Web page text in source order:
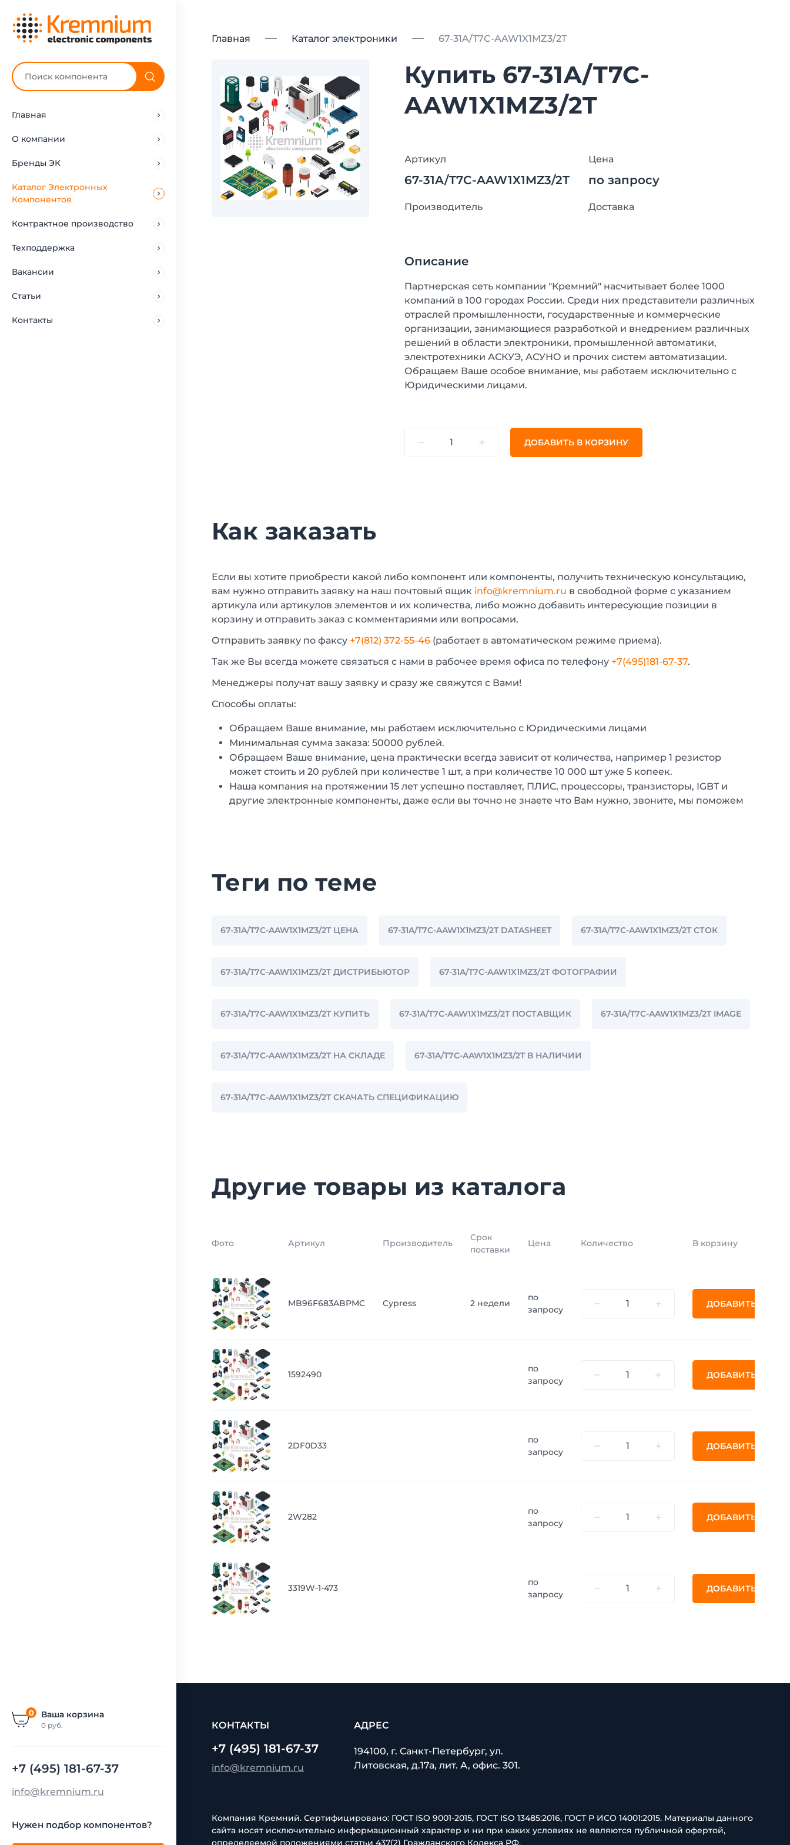
Главная
О компании
Бренды ЭК
Каталог Электронных
Компонентов
Контрактное производство
Техподдержка
Вакансии
Статьи
Контакты
0 Ваша корзина
0 руб.
+7 (495) 181-67-37
info@kremnium.ru
Нужен подбор компонентов?
Главная Каталог электроники 67-31A/T7C-AAW1X1MZ3/2T
Купить 67-31A/T7C-
AAW1X1MZ3/2T
Артикул
67-31A/T7C-AAW1X1MZ3/2T
Цена
по запросу
Производитель Доставка
Описание
Партнерская сеть компании "Кремний" насчитывает более 1000
компаний в 100 городах России. Среди них представители различных
отраслей промышленности, государственные и коммерческие
организации, занимающиеся разработкой и внедрением различных
решений в области электроники, промышленной автоматики,
электротехники АСКУЭ, АСУНО и прочих систем автоматизации.
Обращаем Ваше особое внимание, мы работаем исключительно с
Юридическими лицами.
ДОБАВИТЬ В КОРЗИНУ
Как заказать
Если вы хотите приобрести какой либо компонент или компоненты, получить техническую консультацию,
вам нужно отправить заявку на наш почтовый ящик info@kremnium.ru в свободной форме с указанием
артикула или артикулов элементов и их количества, либо можно добавить интересующие позиции в
корзину и отправить заказ с комментариями или вопросами.
Отправить заявку по факсу +7(812) 372-55-46 (работает в автоматическом режиме приема).
Так же Вы всегда можете связаться с нами в рабочее время офиса по телефону +7(495)181-67-37.
Менеджеры получат вашу заявку и сразу же свяжутся с Вами!
Способы оплаты:
Обращаем Ваше внимание, мы работаем исключительно с Юридическими лицами
Минимальная сумма заказа: 50000 рублей.
Обращаем Ваше внимание, цена практически всегда зависит от количества, например 1 резистор
может стоить и 20 рублей при количестве 1 шт, а при количестве 10 000 шт уже 5 копеек.
Наша компания на протяжении 15 лет успешно поставляет, ПЛИС, процессоры, транзисторы, IGBT и
другие электронные компоненты, даже если вы точно не знаете что Вам нужно, звоните, мы поможем
Теги по теме
67-31A/T7C-AAW1X1MZ3/2T ЦЕНА 67-31A/T7C-AAW1X1MZ3/2T DATASHEET 67-31A/T7C-AAW1X1MZ3/2T СТОК
67-31A/T7C-AAW1X1MZ3/2T ДИСТРИБЬЮТОР 67-31A/T7C-AAW1X1MZ3/2T ФОТОГРАФИИ
67-31A/T7C-AAW1X1MZ3/2T КУПИТЬ 67-31A/T7C-AAW1X1MZ3/2T ПОСТАВЩИК 67-31A/T7C-AAW1X1MZ3/2T IMAGE
67-31A/T7C-AAW1X1MZ3/2T НА СКЛАДЕ 67-31A/T7C-AAW1X1MZ3/2T В НАЛИЧИИ
67-31A/T7C-AAW1X1MZ3/2T СКАЧАТЬ СПЕЦИФИКАЦИЮ
Другие товары из каталога
Фото Артикул Производитель
Срок
поставки
Цена Количество В корзину
MB96F683ABPMC Cypress 2 недели
по
запросу
ДОБАВИТЬ
1592490
по
запросу
ДОБАВИТЬ
2DF0D33
по
запросу
ДОБАВИТЬ
2W282
по
запросу
ДОБАВИТЬ
3319W-1-473
по
запросу
ДОБАВИТЬ
КОНТАКТЫ
+7 (495) 181-67-37
info@kremnium.ru
АДРЕС
194100, г. Санкт-Петербург, ул.
Литовская, д.17а, лит. А, офис. 301.
Компания Кремний. Сертифицировано: ГОСТ ISO 9001-2015, ГОСТ ISO 13485:2016, ГОСТ Р ИСО 14001:2015. Материалы данного
сайта носят исключительно информационный характер и ни при каких условиях не являются публичной офертой,
определяемой положениями статьи 437(2) Гражданского Кодекса РФ.